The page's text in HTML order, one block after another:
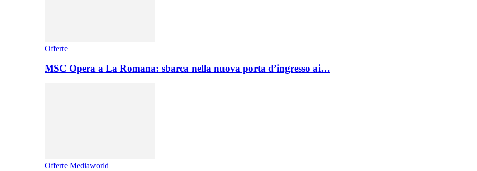
Offerte
MSC Opera a La Romana: sbarca nella nuova porta d’ingresso ai…
Offerte Mediaworld